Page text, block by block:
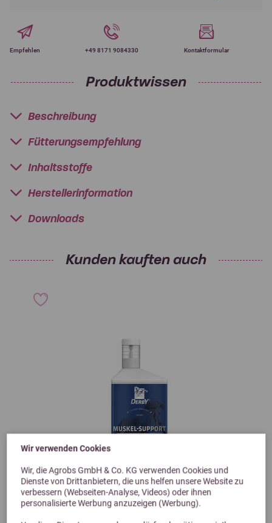
Wir verwenden Cookies
Wir, die Agrobs GmbH & Co. KG verwenden Cookies und
Dienste von Drittanbietern, die uns helfen unsere Website zu
verbessern (Webseiten-Analyse, Videos) oder ihnen
personalisierte Werbung anzuzeigen (Werbung).
Empfehlen +49 8171 9084330 Kontaktformular
Produktwissen
Beschreibung
Fütterungsempfehlung
Inhaltsstoffe
Herstellerinformation
Downloads
Kunden kauften auch
Previous